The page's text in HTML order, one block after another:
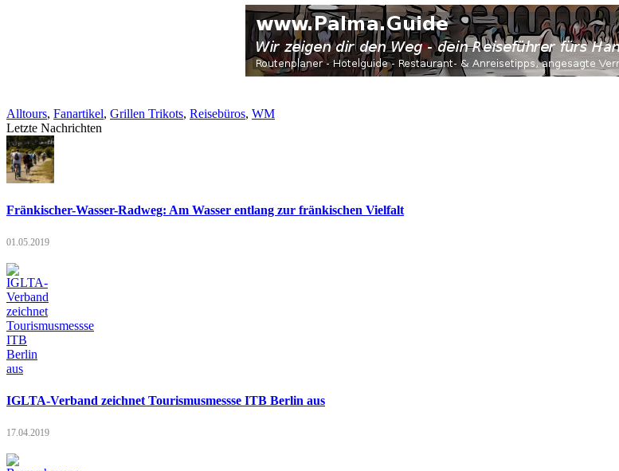
Alltours, Fanartikel, Grillen Trikots, Reisebüros, WM
Letzte Nachrichten
Fränkischer-Wasser-Radweg: Am Wasser entlang zur fränkischen Vielfalt
01.05.2019
IGLTA-Verband zeichnet Tourismusmessse ITB Berlin aus
17.04.2019